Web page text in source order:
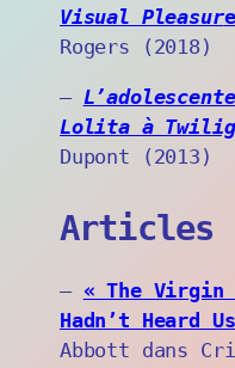
Visual Pleasure
Rogers (2018)
–
Lolita à
Dupont (2013)
Articles
– « The Virgin
Hadn’t Heard
Abbott dans